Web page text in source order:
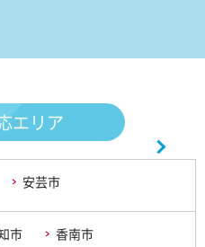
エリア
安芸市
市 香南市